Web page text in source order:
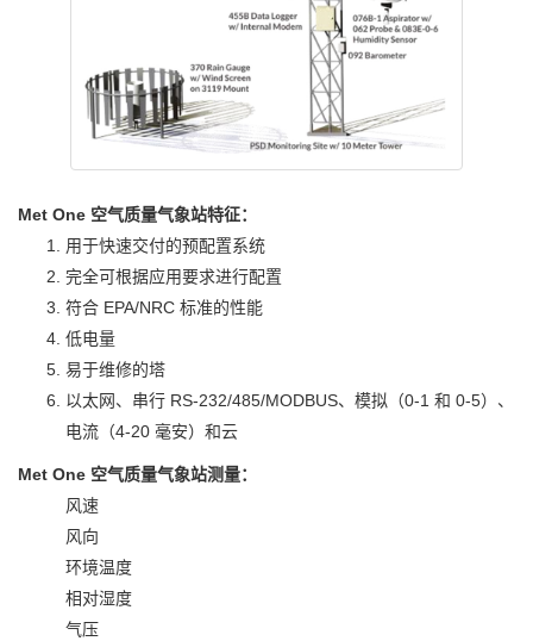
Met One 空气质量气象站特征：
用于快速交付的预配置系统
完全可根据应用要求进行配置
符合 EPA/NRC 标准的性能
低电量
易于维修的塔
以太网、串行 RS-232/485/MODBUS、模拟（0-1 和 0-5）、
电流（4-20 毫安）和云
Met One 空气质量气象站测量：
风速
风向
环境温度
相对湿度
气压